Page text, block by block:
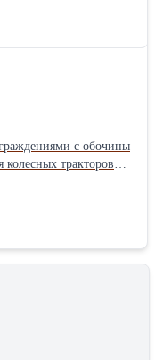
с обочины
колесных тракторов
положение.
под ограждением